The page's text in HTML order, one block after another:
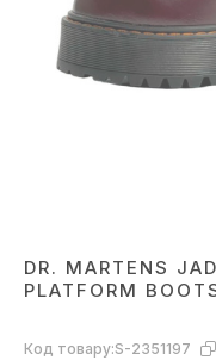
DR. MARTENS
PLATFORM
Код товару:S-2351197